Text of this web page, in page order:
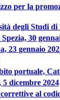
per la
degli Studi di
30
23 gennaio
portuale,
dicembre 2024
al